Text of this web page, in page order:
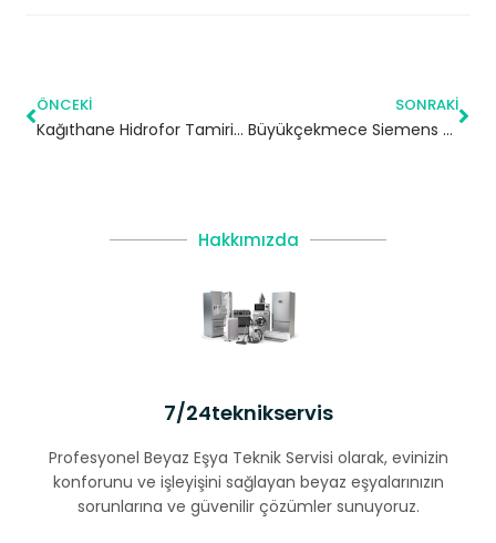
ÖNCEKI
Kağıthane Hidrofor Tamiri – 7/24 Acil Servis
SONRAKI
Büyükçekmece Siemens Buzdolabı Servisi
Hakkımızda
7/24teknikservis
Profesyonel Beyaz Eşya Teknik Servisi olarak, evinizin
konforunu ve işleyişini sağlayan beyaz eşyalarınızın
sorunlarına ve güvenilir çözümler sunuyoruz.